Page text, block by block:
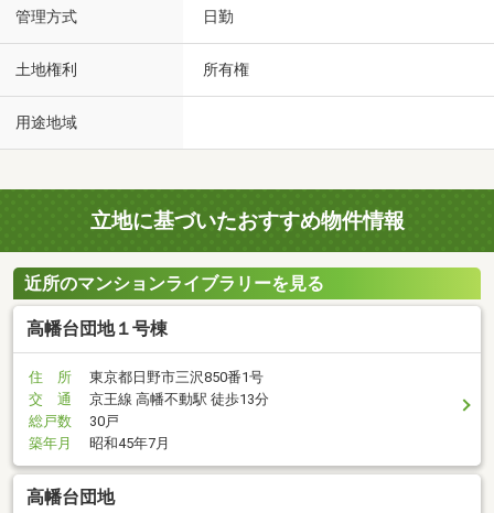
管理方式 日勤
土地権利 所有権
用途地域
立地に基づいたおすすめ物件情報
近所のマンションライブラリーを見る
高幡台団地１号棟
住 所
東京都日野市三沢850番1号
交 通
京王線 高幡不動駅 徒歩13分
総戸数
30戸
築年月
昭和45年7月
高幡台団地